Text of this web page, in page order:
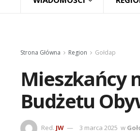
Strona Główna Region Gołdap
Mieszkańcy
Budżetu
Red. JW 3 marca 2025 w